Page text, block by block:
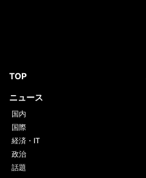
TOP
ニュース
国内
国際
経済・IT
政治
話題